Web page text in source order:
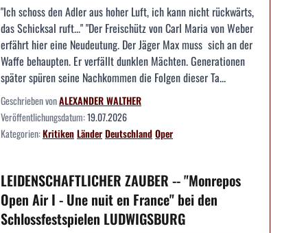
"Ich schoss den Adler aus hoher Luft, ich kann nicht rückwärts,
das Schicksal ruft..." "Der Freischütz von Carl Maria von Weber
erfährt hier eine Neudeutung. Der Jäger Max muss sich an der
Waffe behaupten. Er verfällt dunklen Mächten. Generationen
später spüren seine Nachkommen die Folgen dieser Ta...
Geschrieben vonALEXANDER WALTHER
Veröffentlichungsdatum:19.07.2026
Kategorien:KritikenLänderDeutschlandOper
LEIDENSCHAFTLICHER ZAUBER -- "Monrepos
Open Air I - Une nuit en France" bei den
Schlossfestspielen LUDWIGSBURG